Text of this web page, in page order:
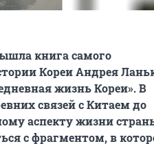
книга самого
Кореи Андрея
жизнь Кореи». В
связей с Китаем до
аспекту жизни
с фрагментом, в